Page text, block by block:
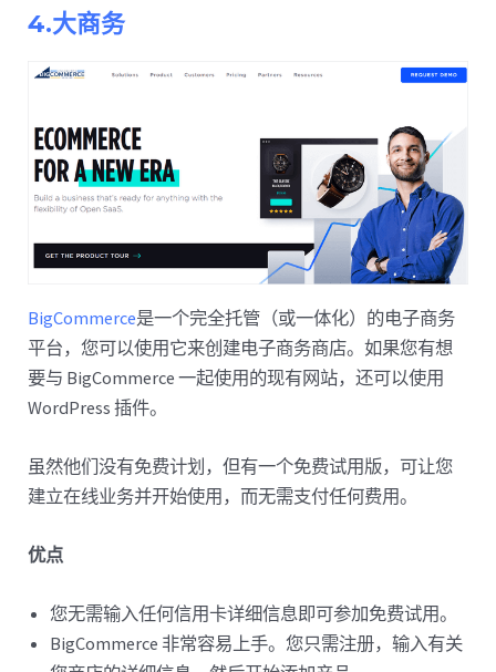
4.大商务
BigCommerce是一个完全托管（或一体化）的电子商务
平台，您可以使用它来创建电子商务商店。如果您有想
要与 BigCommerce 一起使用的现有网站，还可以使用
WordPress 插件。
虽然他们没有免费计划，但有一个免费试用版，可让您
建立在线业务并开始使用，而无需支付任何费用。
优点
您无需输入任何信用卡详细信息即可参加免费试用。
BigCommerce 非常容易上手。您只需注册，输入有关